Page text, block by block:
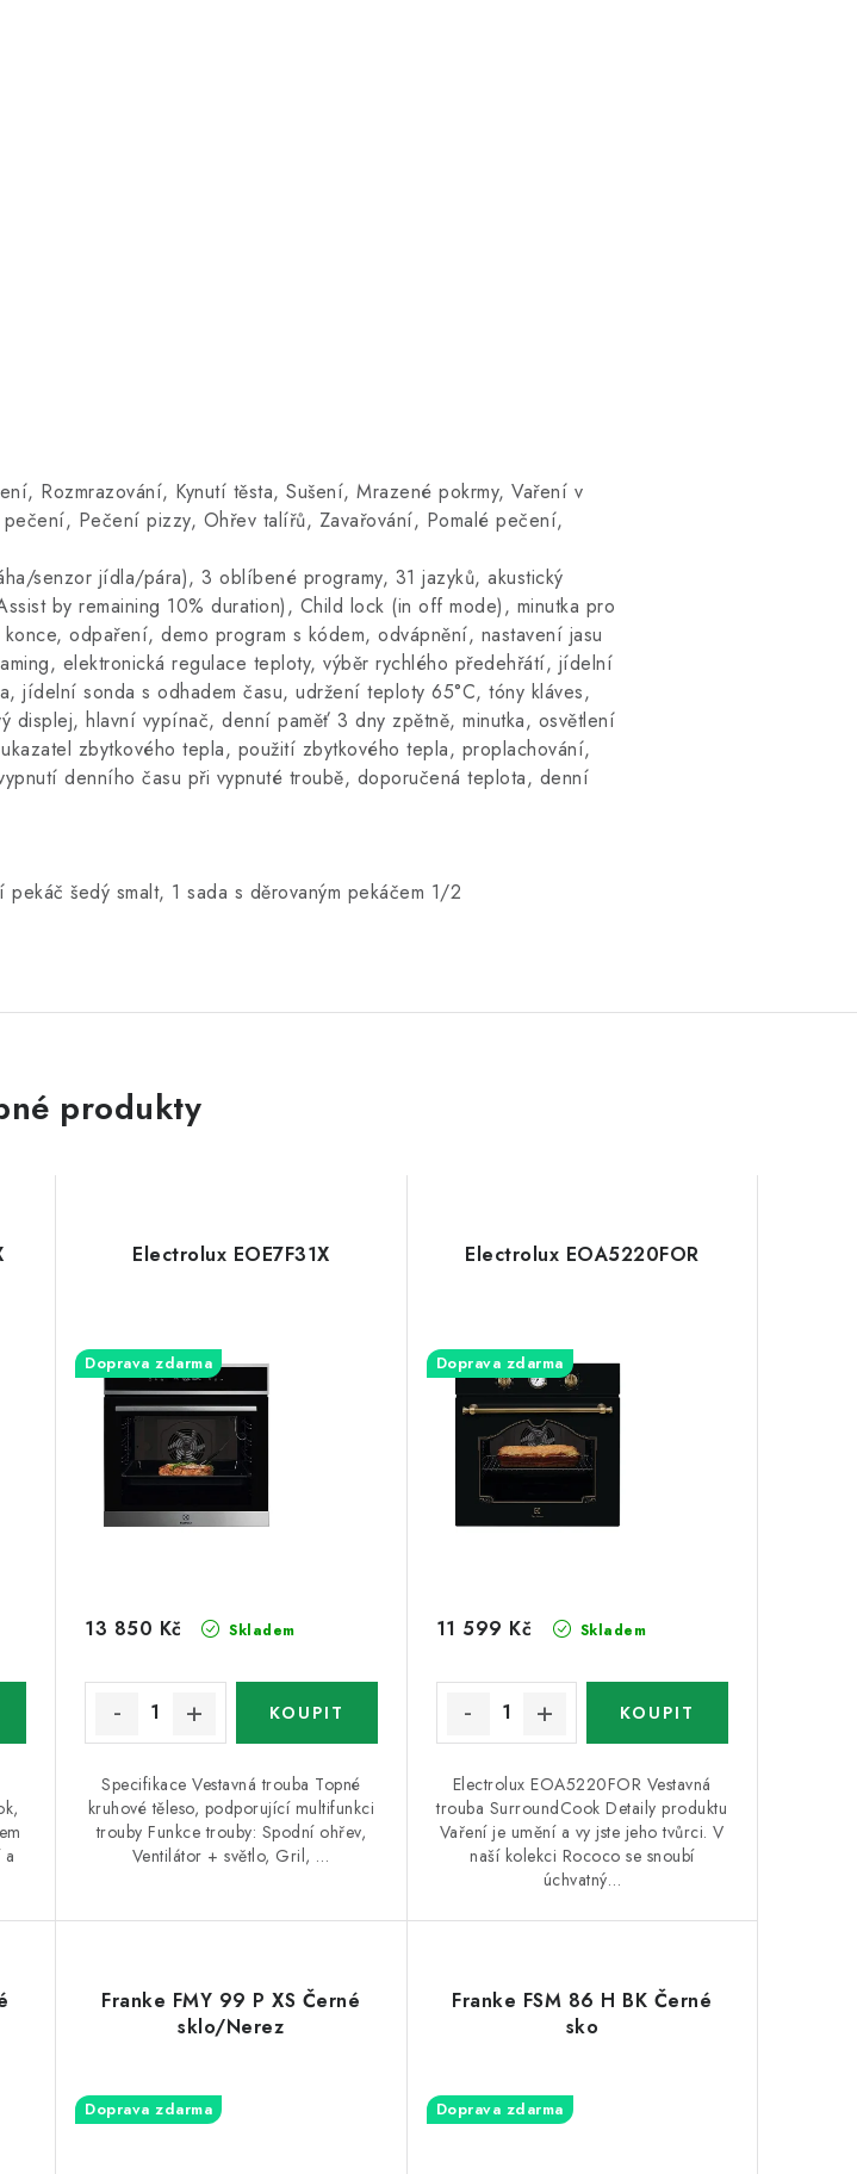
Rozmrazování, Kynutí těsta, Sušení, Mrazené pokrmy, Vaření v
Pečení pizzy, Ohřev talířů, Zavařování, Pomalé pečení,
senzor jídla/pára), 3 oblíbené programy, 31 jazyků, akustický
by remaining 10% duration), Child lock (in off mode), minutka pro
odpaření, demo program s kódem, odvápnění, nastavení jasu
elektronická regulace teploty, výběr rychlého předehřátí, jídelní
jídelní sonda s odhadem času, udržení teploty 65°C, tóny kláves,
displej, hlavní vypínač, denní paměť 3 dny zpětně, minutka, osvětlení
zbytkového tepla, použití zbytkového tepla, proplachování,
denního času při vypnuté troubě, doporučená teplota, denní
šedý smalt, 1 sada s děrovaným pekáčem 1/2
produkty
a
Electrolux EOE7F31X
Doprava zdarma
Skladem
13 850 Kč
Specifikace Vestavná trouba Topné
kruhové těleso, podporující multifunkci
trouby Funkce trouby: Spodní ohřev,
Ventilátor + světlo, Gril, …
Electrolux EOA5220FOR
Doprava zdarma
Skladem
11 599 Kč
Electrolux EOA5220FOR Vestavná
trouba SurroundCook Detaily produktu
Vaření je umění a vy jste jeho tvůrci. V
naší kolekci Rococo se snoubí
úchvatný…
Franke FMY 99 P XS Černé
sklo/Nerez
Doprava zdarma
Franke FSM 86 H BK Černé
sko
Doprava zdarma